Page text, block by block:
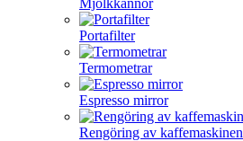
Mjölkkannor
Portafilter
Termometrar
Espresso mirror
Rengöring av kaffemaskinen